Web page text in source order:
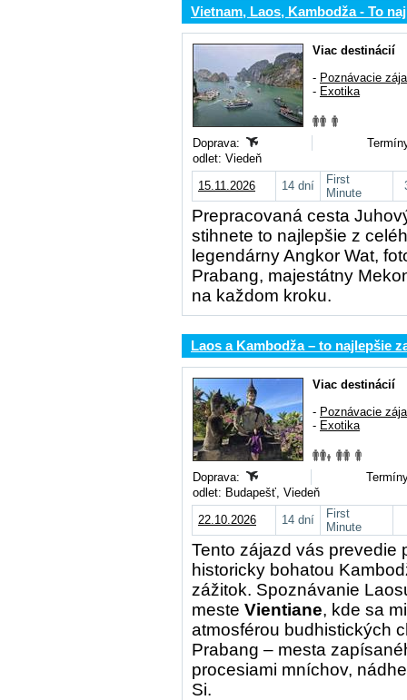
Vietnam, Laos, Kambodža - To
Viac destinácií
- Poznávacie
- Exotika
Doprava:
odlet: Viedeň
15.11.2026
14 dní
First
Minute
Prepracovaná cesta
stihnete to najlepšie z
legendárny Angkor Wat,
Prabang, majestátny
na každom kroku.
Laos a Kambodža – to najlepšie
Viac destinácií
- Poznávacie
- Exotika
Doprava:
odlet: Budapešť, Viedeň
22.10.2026
14 dní
First
Minute
Tento zájazd vás prevedie
historicky bohatou
zážitok. Spoznávanie
meste Vientiane, kde sa
atmosférou budhistických
Prabang – mesta
procesiami mníchov,
Si.